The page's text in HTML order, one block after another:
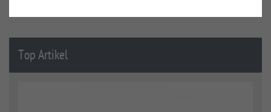
Top Artikel